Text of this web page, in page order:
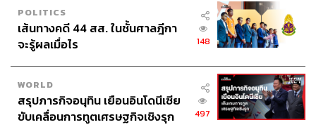
POLITICS
เส้นทางคดี 44 สส. ในชั้นศาลฎีกา
จะรู้ผลเมื่อไร
148
WORLD
สรุปภารกิจอนุทิน เยือนอินโดนีเซีย
ขับเคลื่อนการทูตเศรษฐกิจเชิงรุก
497